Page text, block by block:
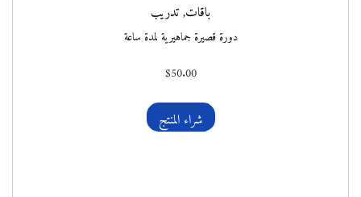
باقات,تدريب
دورة قصيرة جماهيرية لمدة ساعة
$50.00
شراء المنتج